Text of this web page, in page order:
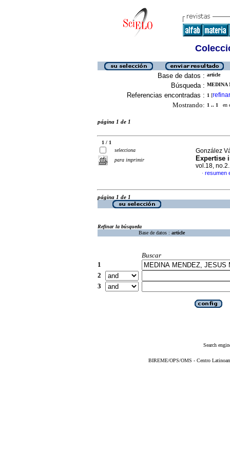
Base de datos : article
Búsqueda : MEDINA
Referencias encontradas : 1 [refinar
Mostrando: 1 .. 1 en
página 1 de 1
1 / 1
selecciona
para imprimir
González
Expertise
vol.18,
· resumen
página 1 de 1
Refinar la búsqueda
Base de datos : article
Buscar
1
2
3
Search
BIREME/OPS/OMS - Centro